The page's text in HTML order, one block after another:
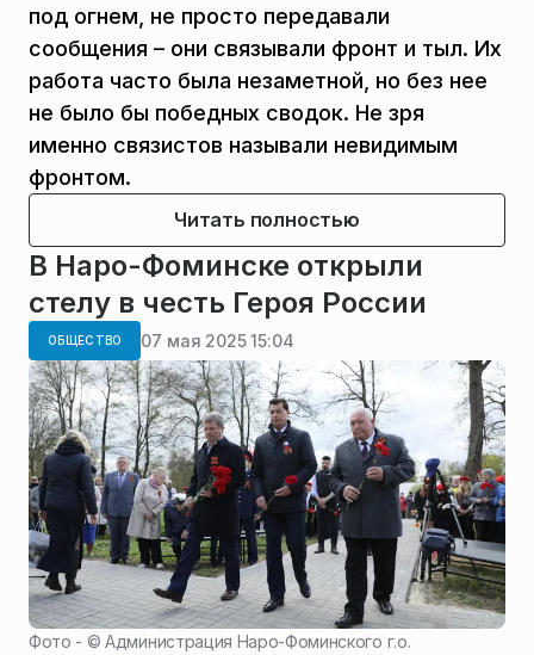
под огнем, не просто передавали
сообщения – они связывали фронт и тыл. Их
работа часто была незаметной, но без нее
не было бы победных сводок. Не зря
именно связистов называли невидимым
фронтом.
Читать полностью
В Наро-Фоминске открыли
стелу в честь Героя России
ОБЩЕСТВО 07 мая 2025 15:04
Фото - ©Администрация Наро-Фоминского г.о.